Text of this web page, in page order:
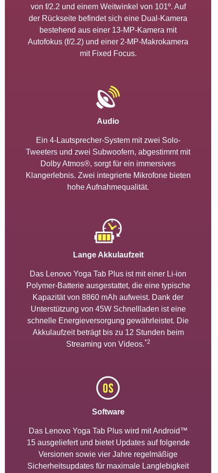
von f/2.2 und einem Weitwinkel von 101º. Auf
der Rückseite befindet sich eine Dual-Kamera
bestehend aus einer 13-MP-Kamera mit
Autofokus (f/2.2) und einer 2-MP-Makrokamera
mit Fixed Focus.
Audio
Ein 4-Lautsprecher-System mit zwei Solo-
Tweeters und zwei Subwoofern, abgestimmt mit
Dolby Atmos®, sorgt für ein immersives
Klangerlebnis. Zwei integrierte Mikrofone bieten
hohe Aufnahmequalität.
Lange Akkulaufzeit
Das Lenovo Yoga Tab Plus ist mit einer Li-ion
Polymer-Batterie ausgestattet, die eine typische
Kapazität von 8860 mAh aufweist. Dank der
Unterstützung von 45W Schnellladen ist eine
schnelle Energieversorgung gewährleistet. Die
Akkulaufzeit beträgt bis zu 12 Stunden beim
Streaming von Videos.*2
Software
Das Lenovo Yoga Tab Plus wird mit Android™
15 ausgeliefert und bietet Updates auf folgende
Versionen sowie vier Jahre regelmäßige
Sicherheitsupdates für maximale Langlebigkeit